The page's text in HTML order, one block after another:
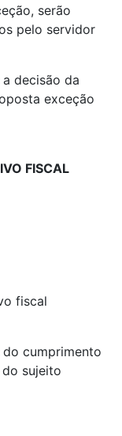
serão
pelo servidor
decisão da
exceção
FISCAL
fiscal
cumprimento
sujeito